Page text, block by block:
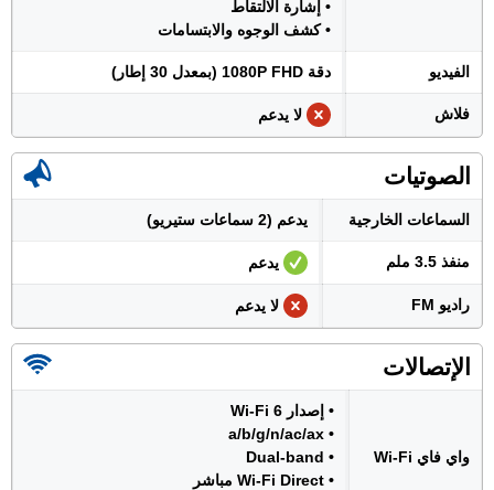
• إشارة الالتقاط
• كشف الوجوه والابتسامات
الفيديو دقة 1080P FHD (بمعدل 30 إطار)
فلاش لا يدعم
الصوتيات
السماعات الخارجية يدعم (2 سماعات ستيريو)
منفذ 3.5 ملم يدعم
راديو FM لا يدعم
الإتصالات
واي فاي Wi-Fi
• إصدار Wi-Fi 6
• a/b/g/n/ac/ax
• Dual-band
• Wi-Fi Direct مباشر